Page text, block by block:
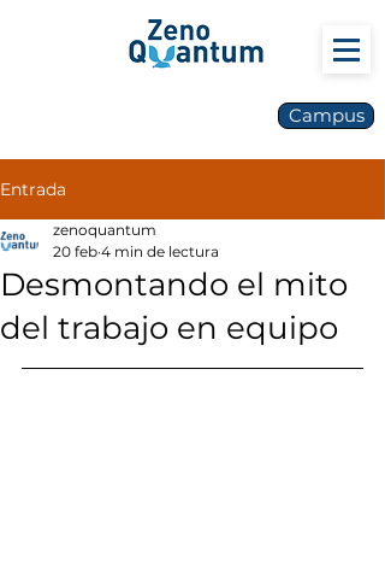
Campus
Entrada
Desmontando el mito
del trabajo en equipo
zenoquantum
20 feb 4 min de lectura